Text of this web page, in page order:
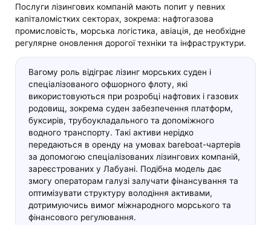
Послуги лізингових компаній мають попит у певних
капіталомістких секторах, зокрема: нафтогазова
промисловість, морська логістика, авіація, де необхідне
регулярне оновлення дорогої техніки та інфраструктури.
Вагому роль відіграє лізинг морських суден і
спеціалізованого офшорного флоту, які
використовуються при розробці нафтових і газових
родовищ, зокрема суден забезпечення платформ,
буксирів, трубоукладального та допоміжного
водного транспорту. Такі активи нерідко
передаються в оренду на умовах bareboat-чартерів
за допомогою спеціалізованих лізингових компаній,
зареєстрованих у Лабуані. Подібна модель дає
змогу операторам галузі залучати фінансування та
оптимізувати структуру володіння активами,
дотримуючись вимог міжнародного морського та
фінансового регулювання.